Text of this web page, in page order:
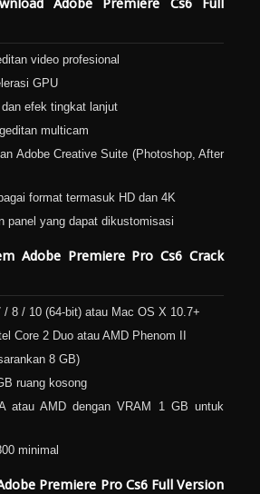
Adobe Premiere Cs6 Full
video profesional
GPU
efek tingkat lanjut
multicam
Adobe Creative Suite (Photoshop, After
format termasuk HD dan 4K
panel yang dapat dikustomisasi
Adobe Premiere Pro Cs6 Crack
/ 8 / 10 (64-bit) atau Mac OS X 10.7+
Core 2 Duo atau AMD Phenom II
8 GB)
ruang kosong
atau AMD dengan VRAM 1 GB untuk
minimal
Premiere Pro Cs6 Full Version